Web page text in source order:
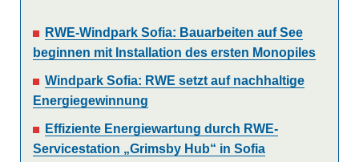
RWE-Windpark Sofia: Bauarbeiten auf See
beginnen mit Installation des ersten Monopiles
Windpark Sofia: RWE setzt auf nachhaltige
Energiegewinnung
Effiziente Energiewartung durch RWE-
Servicestation „Grimsby Hub“ in Sofia